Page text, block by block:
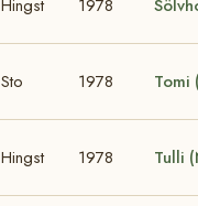
Hingst 1978
Sto 1978 Tomi
Hingst 1978 Tulli